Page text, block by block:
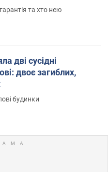
та хто нею
дві сусідні
двоє загиблих,
будинки